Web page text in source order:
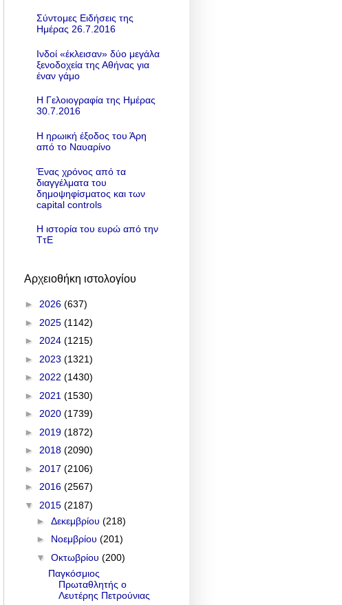
Σύντομες Ειδήσεις της
Ημέρας 26.7.2016
Ινδοί «έκλεισαν» δύο μεγάλα
ξενοδοχεία της Αθήνας για
έναν γάμο
Η Γελοιογραφία της Ημέρας
30.7.2016
Η ηρωική έξοδος του Άρη
από το Ναυαρίνο
Ένας χρόνος από τα
διαγγέλματα του
δημοψηφίσματος και των
capital controls
Η ιστορία του ευρώ από την
ΤτΕ
Αρχειοθήκη ιστολογίου
► 2026 (637)
► 2025 (1142)
► 2024 (1215)
► 2023 (1321)
► 2022 (1430)
► 2021 (1530)
► 2020 (1739)
► 2019 (1872)
► 2018 (2090)
► 2017 (2106)
► 2016 (2567)
▼ 2015 (2187)
► Δεκεμβρίου (218)
► Νοεμβρίου (201)
▼ Οκτωβρίου (200)
Παγκόσμιος
Πρωταθλητής ο
Λευτέρης Πετρούνιας